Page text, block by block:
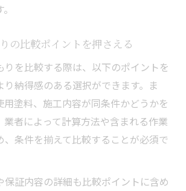
の比較ポイントを押さえる
りを比較する際は、以下のポイントを
り納得感のある選択ができます。ま
用塗料、施工内容が同条件かどうかを
業者によって計算方法や含まれる作業
、条件を揃えて比較することが必須で
保証内容の詳細も比較ポイントに含め